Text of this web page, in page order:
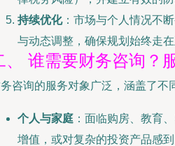
持续优化：市场与个人情况不
与动态调整，确保规划始终走在
、 谁需要财务咨询？
咨询的服务对象广泛，涵盖了不
个人与家庭 ：面临购房、教育
增值，或对复杂的投资产品感